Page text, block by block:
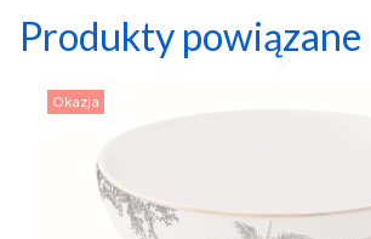
Produkty powiązane
Okazja